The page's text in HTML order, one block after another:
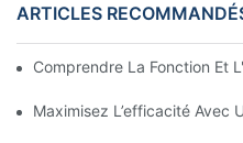
ARTICLES
Comprendre La Fonction Et
Maximisez L’efficacité Avec